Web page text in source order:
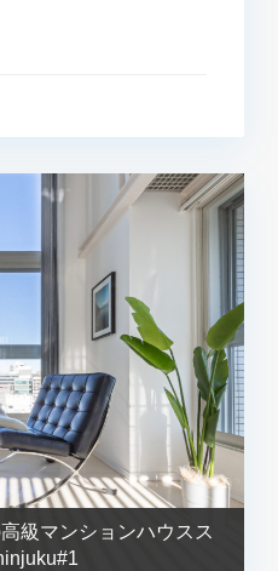
級マンションハウスス